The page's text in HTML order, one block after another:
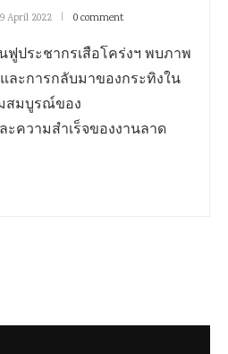
9 April 2022 0 comment
ฟูประชากรเสือโคร่งฯ พบภาพ
ละการกลับมาของกระทิงใน
สมบูรณ์ของ
ความสำเร็จของงานลาด